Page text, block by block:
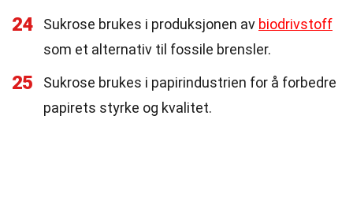
24 Sukrose brukes i produksjonen av biodrivstoff
som et alternativ til fossile brensler.
25
Sukrose brukes i papirindustrien for å forbedre
papirets styrke og kvalitet.